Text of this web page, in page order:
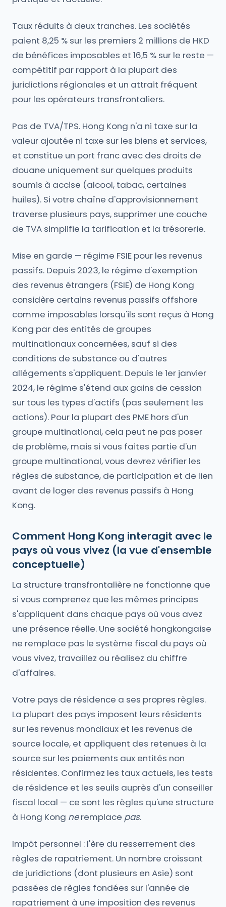
Taux réduits à deux tranches. Les sociétés
paient 8,25 % sur les premiers 2 millions de HKD
de bénéfices imposables et 16,5 % sur le reste —
compétitif par rapport à la plupart des
juridictions régionales et un attrait fréquent
pour les opérateurs transfrontaliers.
Pas de TVA/TPS. Hong Kong n'a ni taxe sur la
valeur ajoutée ni taxe sur les biens et services,
et constitue un port franc avec des droits de
douane uniquement sur quelques produits
soumis à accise (alcool, tabac, certaines
huiles). Si votre chaîne d'approvisionnement
traverse plusieurs pays, supprimer une couche
de TVA simplifie la tarification et la trésorerie.
Mise en garde — régime FSIE pour les revenus
passifs. Depuis 2023, le régime d'exemption
des revenus étrangers (FSIE) de Hong Kong
considère certains revenus passifs offshore
comme imposables lorsqu'ils sont reçus à Hong
Kong par des entités de groupes
multinationaux concernées, sauf si des
conditions de substance ou d'autres
allégements s'appliquent. Depuis le 1er janvier
2024, le régime s'étend aux gains de cession
sur tous les types d'actifs (pas seulement les
actions). Pour la plupart des PME hors d'un
groupe multinational, cela peut ne pas poser
de problème, mais si vous faites partie d'un
groupe multinational, vous devrez vérifier les
règles de substance, de participation et de lien
avant de loger des revenus passifs à Hong
Kong.
Comment Hong Kong interagit avec le
pays où vous vivez (la vue d'ensemble
conceptuelle)
La structure transfrontalière ne fonctionne que
si vous comprenez que les mêmes principes
s'appliquent dans chaque pays où vous avez
une présence réelle. Une société hongkongaise
ne remplace pas le système fiscal du pays où
vous vivez, travaillez ou réalisez du chiffre
d'affaires.
Votre pays de résidence a ses propres règles.
La plupart des pays imposent leurs résidents
sur les revenus mondiaux et les revenus de
source locale, et appliquent des retenues à la
source sur les paiements aux entités non
résidentes. Confirmez les taux actuels, les tests
de résidence et les seuils auprès d'un conseiller
fiscal local — ce sont les règles qu'une structure
à Hong Kong neremplace pas.
Impôt personnel : l'ère du resserrement des
règles de rapatriement. Un nombre croissant
de juridictions (dont plusieurs en Asie) sont
passées de règles fondées sur l'année de
rapatriement à une imposition des revenus